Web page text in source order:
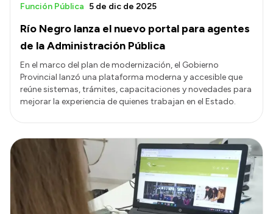
Río Negro lanza el nuevo portal para agentes
de la Administración Pública
Función Pública 5 de dic de 2025
En el marco del plan de modernización, el Gobierno
Provincial lanzó una plataforma moderna y accesible que
reúne sistemas, trámites, capacitaciones y novedades para
mejorar la experiencia de quienes trabajan en el Estado.